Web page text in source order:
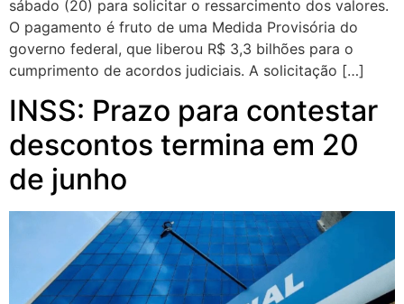
sábado (20) para solicitar o ressarcimento dos valores.
O pagamento é fruto de uma Medida Provisória do
governo federal, que liberou R$ 3,3 bilhões para o
cumprimento de acordos judiciais. A solicitação […]
INSS: Prazo para contestar
descontos termina em 20
de junho